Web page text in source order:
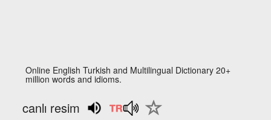
Online English Turkish and Multilingual Dictionary 20+
million words and idioms.
canlı resim